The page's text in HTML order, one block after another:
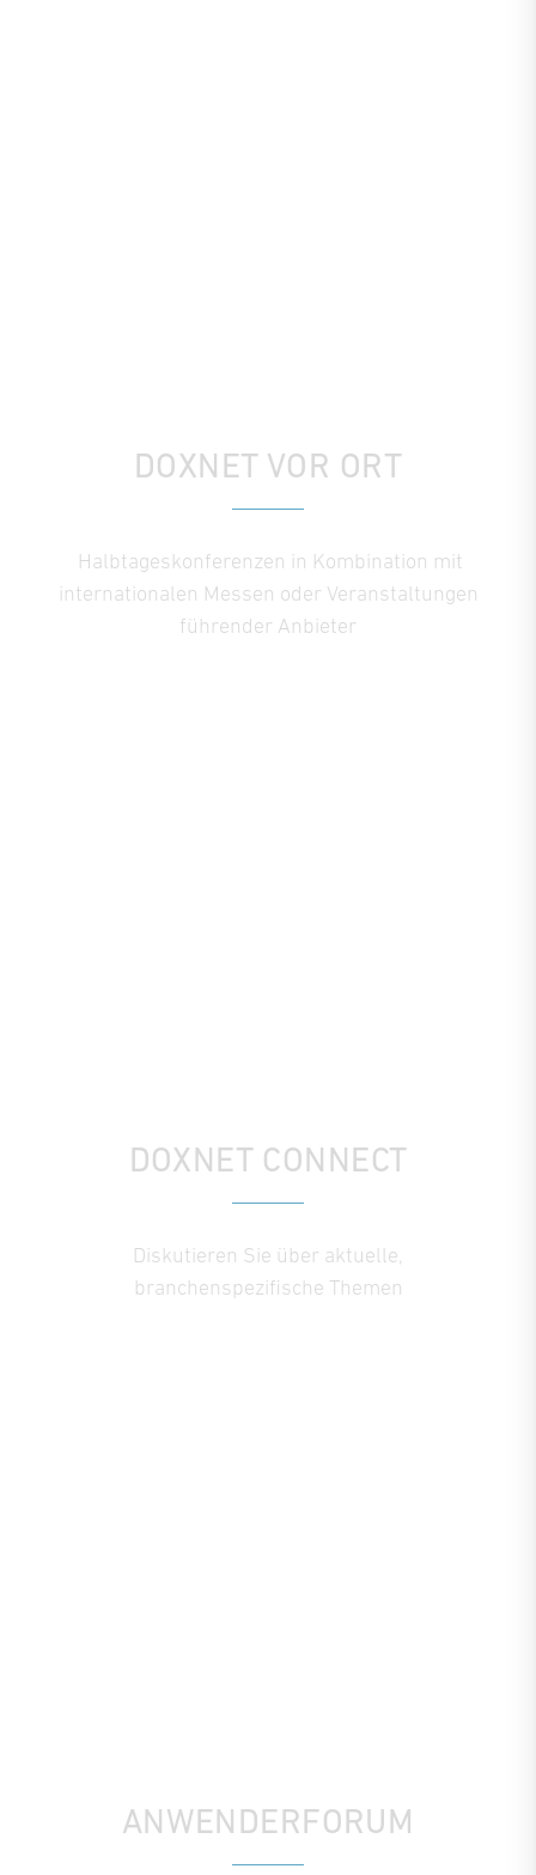
DOXNET VOR ORT
Halbtageskonferenzen in Kombination mit
internationalen Messen oder Veranstaltungen
führender Anbieter
DOXNET CONNECT
Diskutieren Sie über aktuelle,
branchenspezifische Themen
ANWENDERFORUM